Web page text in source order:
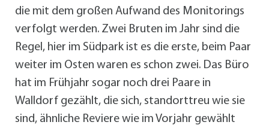
die mit dem großen Aufwand des Monitorings
verfolgt werden. Zwei Bruten im Jahr sind die
Regel, hier im Südpark ist es die erste, beim Paar
weiter im Osten waren es schon zwei. Das Büro
hat im Frühjahr sogar noch drei Paare in
Walldorf gezählt, die sich, standorttreu wie sie
sind, ähnliche Reviere wie im Vorjahr gewählt